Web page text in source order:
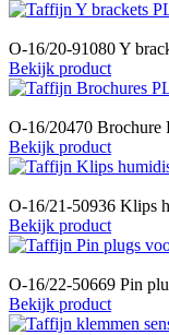
O-16/20-91080 Y
Bekijk product
O-16/20470 Brochure
Bekijk product
O-16/21-50936 Klips
Bekijk product
O-16/22-50669 Pin
Bekijk product